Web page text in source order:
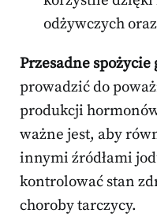
odżywczych
Przesadne
prowadzić do
produkcji
ważne jest, aby
innymi źródłami
kontrolować stan
choroby tarczycy.